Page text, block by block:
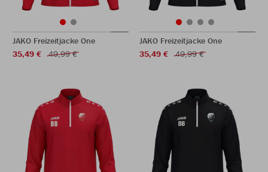
JAKO Freizeitjacke One
35,49 €
49,99 €
JAKO Freizeitjacke One
35,49 €
49,99 €